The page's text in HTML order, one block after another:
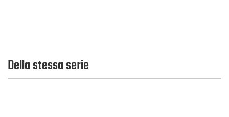
Della stessa serie